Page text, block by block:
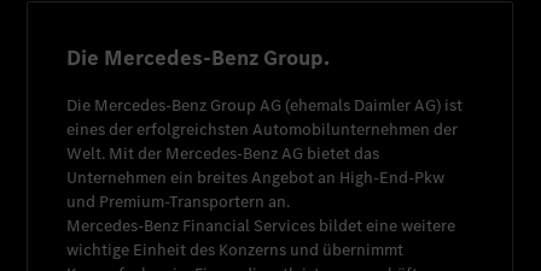
Die Mercedes-Benz Group.
Die Mercedes-Benz Group AG (ehemals Daimler AG) ist
eines der erfolgreichsten Automobilunternehmen der
Welt. Mit der Mercedes-Benz AG bietet das
Unternehmen ein breites Angebot an High-End-Pkw
und Premium-Transportern an.
Mercedes-Benz Financial Services bildet eine weitere
wichtige Einheit des Konzerns und übernimmt